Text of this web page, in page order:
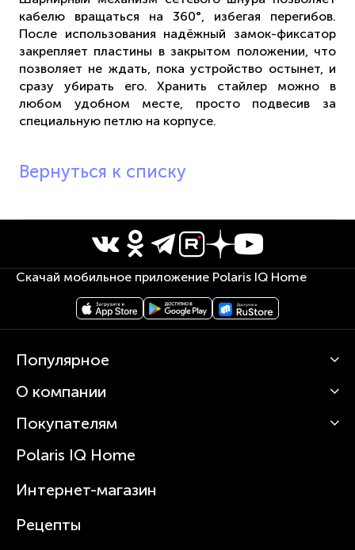
кабелю вращаться на 360°, избегая перегибов.
После использования надёжный замок-фиксатор
закрепляет пластины в закрытом положении, что
позволяет не ждать, пока устройство остынет, и
сразу убирать его. Хранить стайлер можно в
любом удобном месте, просто подвесив за
специальную петлю на корпусе.
Вернуться к списку
Скачай мобильное приложение Polaris IQ Home
Популярное
Кофемашины
Вертикальные пылесосы
Зубные щетки и ирригаторы
Увлажнители
Посуда
О компании
О Polaris
Статьи
Покупателям
Сервисные центры
Где купить
Polaris IQ Home
Интернет-магазин
Рецепты